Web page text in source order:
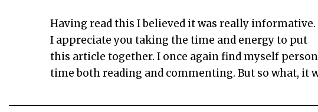
Having read this I believed it was really informative.
I appreciate you taking the time and energy to put
this article together. I once again find myself
time both reading and commenting. But so what, it